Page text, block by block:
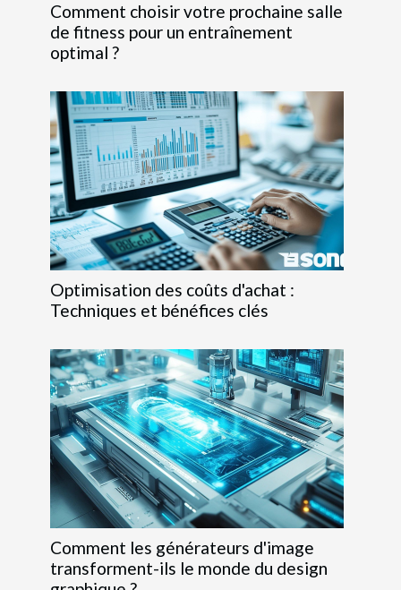
Comment choisir votre prochaine salle
de fitness pour un entraînement
optimal ?
Optimisation des coûts d'achat :
Techniques et bénéfices clés
Comment les générateurs d'image
transforment-ils le monde du design